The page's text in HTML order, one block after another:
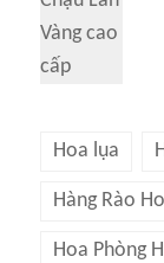
Hoa lụa
Hàng Rào
Hoa Phòng